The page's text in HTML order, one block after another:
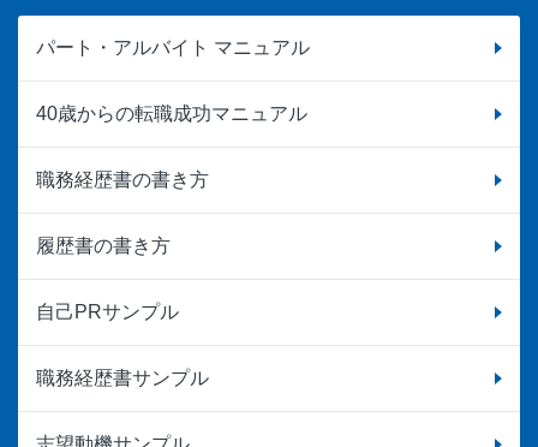
パート・アルバイト マニュアル
40歳からの転職成功マニュアル
職務経歴書の書き方
履歴書の書き方
自己PRサンプル
職務経歴書サンプル